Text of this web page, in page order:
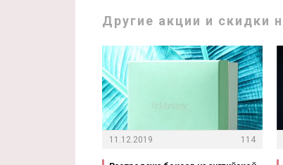
Другие акции и скидки
11.12.2019 114